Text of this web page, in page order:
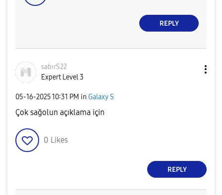
REPLY
sabırS22
Expert Level 3
‎05-16-202510:31 PM in Galaxy S
Çok sağolun açıklama için
0 Likes
REPLY